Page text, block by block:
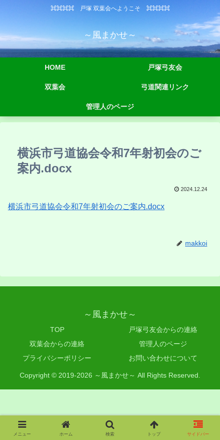
⌘⌘⌘⌘ 戸塚 双葉会へようこそ ⌘⌘⌘⌘
～風まかせ～
HOME 戸塚弓友会
双葉会 弓道関連リンク
管理人のページ
横浜市弓道協会令和7年射初会のご
案内.docx
2024.12.24
横浜市弓道協会令和7年射初会のご案内.docx
makkoi
～風まかせ～
TOP
戸塚弓友会からの連絡
双葉会からの連絡
管理人のページ
プライバシーポリシー
お問い合わせについて
Copyright © 2019-2026 ～風まかせ～ All Rights Reserved.
メニュー ホーム 検索 トップ サイドバー